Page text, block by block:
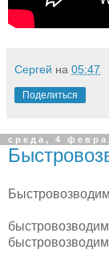
Сергей на 05:47
Поделиться
среда, 4